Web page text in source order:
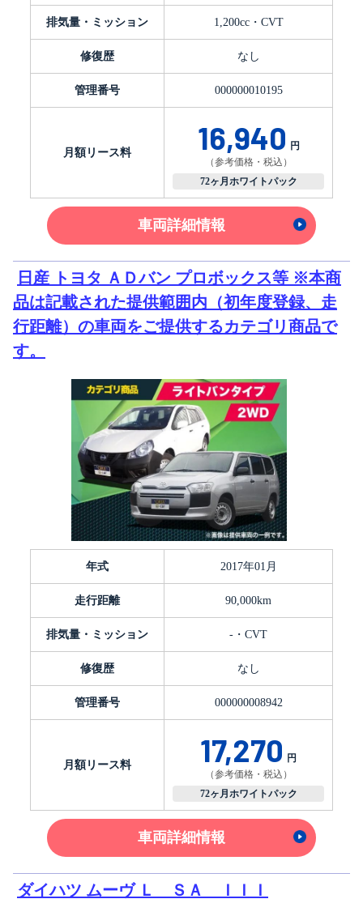
排気量・ミッション 1,200cc・CVT
修復歴 なし
管理番号 000000010195
月額リース料 16,940 円
（参考価格・税込）
72ヶ月ホワイトパック
車両詳細情報
日産 トヨタ ＡＤバン プロボックス等 ※本商
品は記載された提供範囲内（初年度登録、走
行距離）の車両をご提供するカテゴリ商品で
す。
年式 2017年01月
走行距離 90,000km
排気量・ミッション -・CVT
修復歴 なし
管理番号 000000008942
月額リース料 17,270 円
（参考価格・税込）
72ヶ月ホワイトパック
車両詳細情報
ダイハツ ムーヴ Ｌ ＳＡ ＩＩＩ